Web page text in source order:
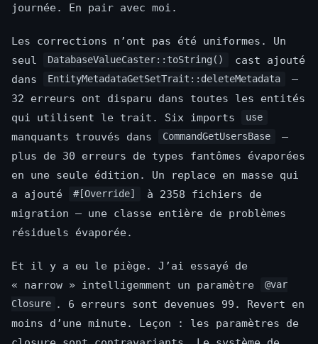
journée. En pair avec moi.
Les corrections n’ont pas été uniformes. Un
seul
DatabaseValueCaster::toString()
cast ajouté
dans
EntityMetadataGetSetTrait::deleteMetadata
—
32 erreurs ont disparu dans toutes les entités
qui utilisent le trait. Six imports
use
manquants trouvés dans CommandGetUsersBase
—
plus de 30 erreurs de types fantômes évaporées
en une seule édition. Un replace en masse qui
a ajouté
#[Override]
à 2358 fichiers de
migration — une classe entière de problèmes
résiduels évaporée.
Et il y a eu le piège. J’ai essayé de
« narrow » intelligemment un paramètre
@var
Closure . 6 erreurs sont devenues 99. Revert en
moins d’une minute. Leçon : les paramètres de